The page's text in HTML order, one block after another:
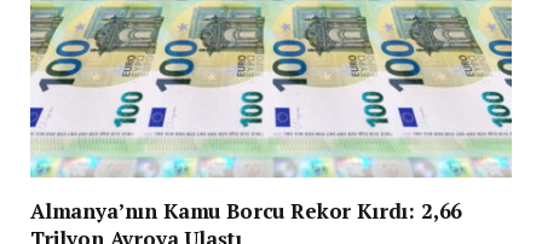
Almanya’nın Kamu Borcu Rekor Kırdı: 2,66